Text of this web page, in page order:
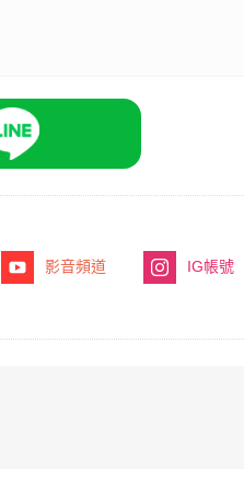
影音頻道 IG帳號